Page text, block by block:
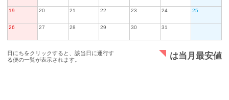
19 20 21 22 23 24 25
26 27 28 29 30 31
日にちをクリックすると、該当日に運行す
る便の一覧が表示されます。
は当月最安値